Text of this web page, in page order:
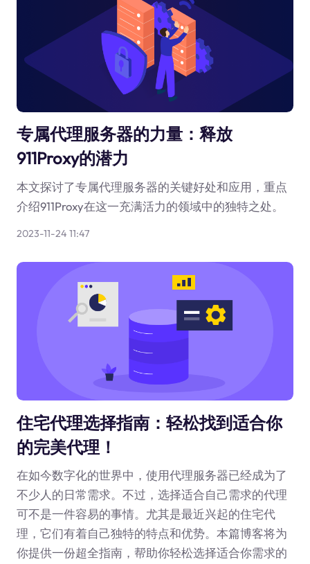
专属代理服务器的力量：释放
911Proxy的潜力
本文探讨了专属代理服务器的关键好处和应用，重点
介绍911Proxy在这一充满活力的领域中的独特之处。
2023-11-24 11:47
住宅代理选择指南：轻松找到适合你
的完美代理！
在如今数字化的世界中，使用代理服务器已经成为了
不少人的日常需求。不过，选择适合自己需求的代理
可不是一件容易的事情。尤其是最近兴起的住宅代
理，它们有着自己独特的特点和优势。本篇博客将为
你提供一份超全指南，帮助你轻松选择适合你需求的